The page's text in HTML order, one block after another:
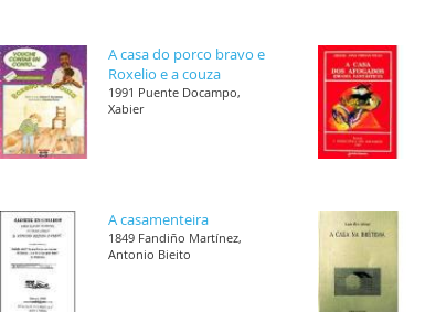
A casa do porco bravo e
Roxelio e a couza
1991 Puente Docampo,
Xabier
A casamenteira
1849 Fandiño Martínez,
Antonio Bieito